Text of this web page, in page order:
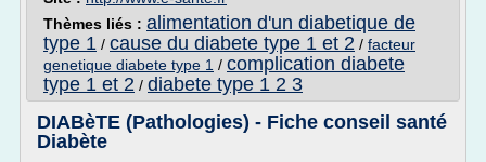
Thèmes liés : alimentation d'un diabetique de
type 1 / cause du diabete type 1 et 2 / facteur
genetique diabete type 1 / complication diabete
type 1 et 2 / diabete type 1 2 3
DIABèTE (Pathologies) - Fiche conseil santé
Diabète